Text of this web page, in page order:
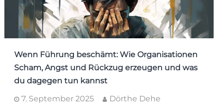
Wenn Führung beschämt: Wie Organisationen
Scham, Angst und Rückzug erzeugen und was
du dagegen tun kannst
7. September 2025
Dörthe Dehe